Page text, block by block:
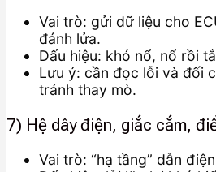
Vai trò: gửi dữ liệu cho
đánh lửa.
Dấu hiệu: khó nổ, nổ rồi
Lưu ý: cần đọc lỗi và đối
tránh thay mò.
7) Hệ dây điện, giắc cắm,
Vai trò: “hạ tầng” dẫn